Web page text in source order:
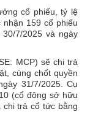
cổ phiếu, tỷ lệ
159 cổ phiếu
7/2025 và ngày
MCP) sẽ chi trả
cùng chốt quyền
31/7/2025. Cụ
(cổ đông sở hữu
chi trả cổ tức bằng